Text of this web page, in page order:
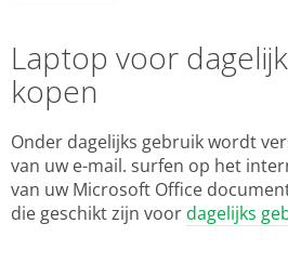
Laptop voor
kopen
Onder dagelijks gebruik wordt
van uw e-mail. surfen op het
van uw Microsoft Office
die geschikt zijn voordagelijks